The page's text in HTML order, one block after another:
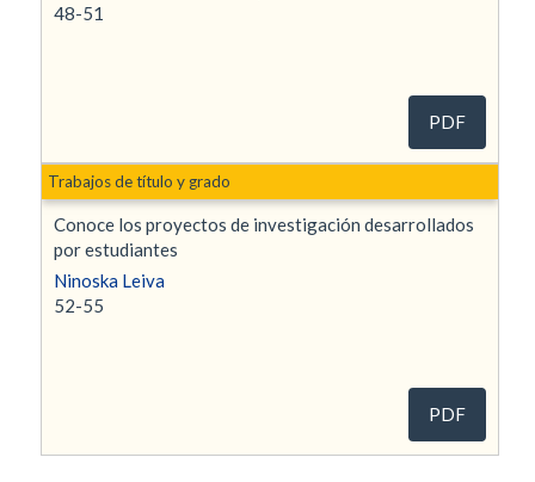
48-51
PDF
Conoce los proyectos de investigación desarrollados
por estudiantes
Ninoska Leiva
52-55
Trabajos de título y grado
PDF